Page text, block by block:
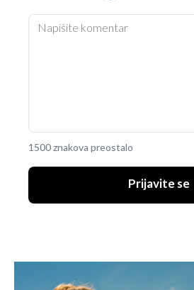
1500 znakova preostalo
Prijavite se